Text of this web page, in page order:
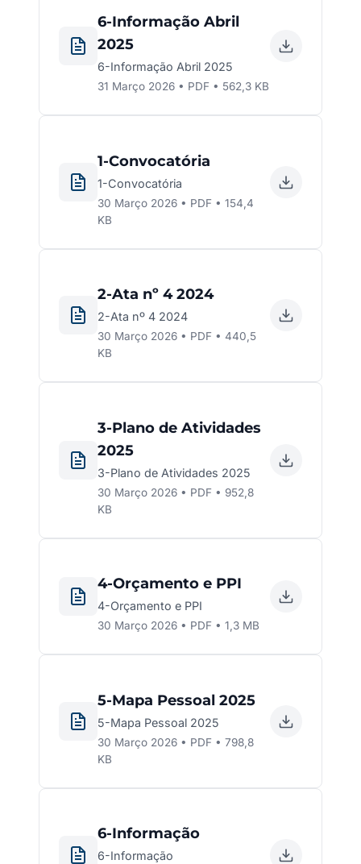
6-Informação Abril
2025
6-Informação Abril 2025
31 Março 2026 • PDF • 562,3 KB
1-Convocatória
1-Convocatória
30 Março 2026 • PDF • 154,4
KB
2-Ata nº 4 2024
2-Ata nº 4 2024
30 Março 2026 • PDF • 440,5
KB
3-Plano de Atividades
2025
3-Plano de Atividades 2025
30 Março 2026 • PDF • 952,8
KB
4-Orçamento e PPI
4-Orçamento e PPI
30 Março 2026 • PDF • 1,3 MB
5-Mapa Pessoal 2025
5-Mapa Pessoal 2025
30 Março 2026 • PDF • 798,8
KB
6-Informação
6-Informação